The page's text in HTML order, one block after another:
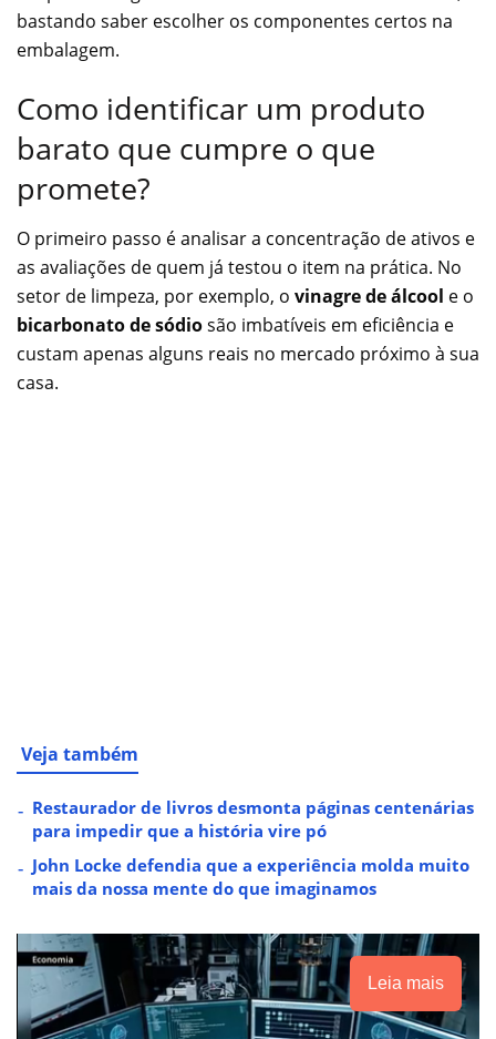
bastando saber escolher os componentes certos na
embalagem.
Como identificar um produto
barato que cumpre o que
promete?
O primeiro passo é analisar a concentração de ativos e
as avaliações de quem já testou o item na prática. No
setor de limpeza, por exemplo, o vinagre de álcool e o
bicarbonato de sódiosão imbatíveis em eficiência e
custam apenas alguns reais no mercado próximo à sua
casa.
Veja também
Restaurador de livros desmonta páginas centenárias
para impedir que a história vire pó
John Locke defendia que a experiência molda muito
mais da nossa mente do que imaginamos
Leia mais